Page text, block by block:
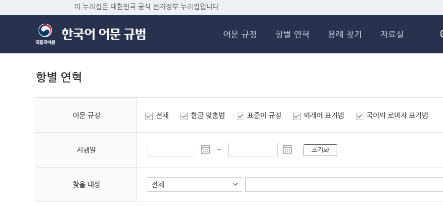
이 누리집은 대한민국 공식 전자정부 누리집입니다.
어문 규정 항별 연혁 용례 찾기 자료실
항별 연혁
어문 규정 전체 한글 맞춤법 표준어 규정 외래어 표기법 국어의 로마자 표기법
시행일 ~ 초기화
찾을 대상